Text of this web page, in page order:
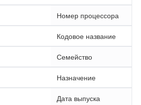
Номер процессора
Кодовое название
Семейство
Назначение
Дата выпуска